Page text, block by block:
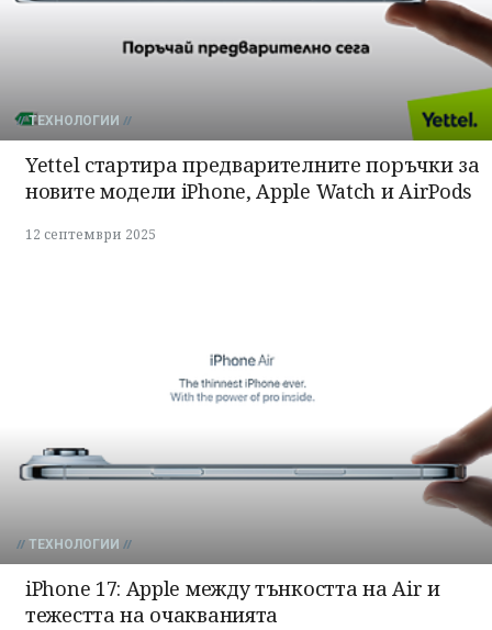
ТЕХНОЛОГИИ
Yettel стартира предварителните поръчки за
новите модели iPhone, Apple Watch и AirPods
12 септември 2025
ТЕХНОЛОГИИ
iPhone 17: Apple между тънкостта на Air и
тежестта на очакванията